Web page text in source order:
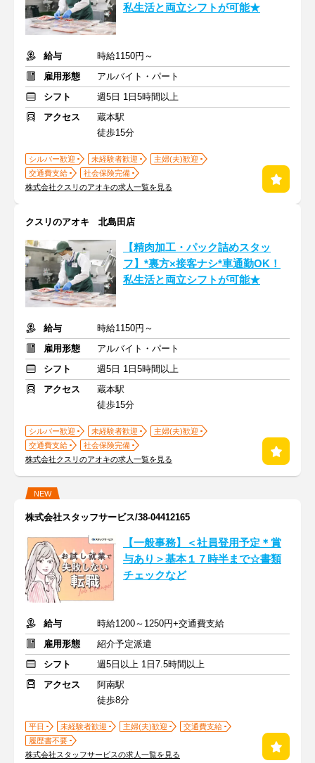
私生活と両立シフトが可能★
給与
時給1150円～
雇用形態
アルバイト・パート
シフト
週5日 1日5時間以上
アクセス
蔵本駅
徒歩15分
シルバー歓迎 未経験者歓迎
主婦(夫)歓迎
交通費支給
社会保険完備
株式会社クスリのアオキの求人一覧を見る
クスリのアオキ 北島田店
【精肉加工・パック詰めスタッ
フ】*裏方×接客ナシ*車通勤OK！
私生活と両立シフトが可能★
給与
時給1150円～
雇用形態
アルバイト・パート
シフト
週5日 1日5時間以上
アクセス
蔵本駅
徒歩15分
シルバー歓迎 未経験者歓迎
主婦(夫)歓迎
交通費支給
社会保険完備
株式会社クスリのアオキの求人一覧を見る
NEW
株式会社スタッフサービス/38-04412165
【一般事務】＜社員登用予定＊賞
与あり＞基本１７時半まで☆書類
チェックなど
給与
時給1200～1250円+交通費支給
雇用形態
紹介予定派遣
シフト
週5日以上 1日7.5時間以上
アクセス
阿南駅
徒歩8分
平日 未経験者歓迎 主婦(夫)歓迎
交通費支給
履歴書不要
株式会社スタッフサービスの求人一覧を見る